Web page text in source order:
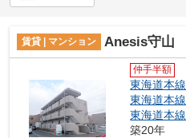
賃貸 | マンション Anesis守山
仲手半額
東海道本線
東海道本線
東海道本線
築20年